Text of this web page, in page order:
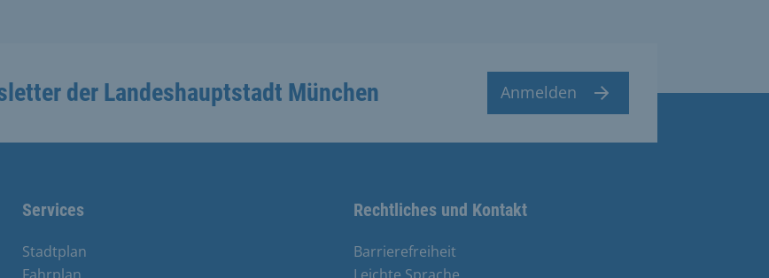
der Landeshauptstadt München Anmelden
Services
Stadtplan
Rechtliches und Kontakt
Barrierefreiheit